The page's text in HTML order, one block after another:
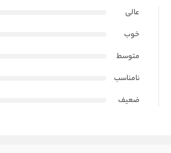
عالی
خوب
متوسط
نامناسب
ضعیف